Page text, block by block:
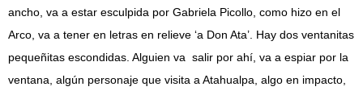
ancho, va a estar esculpida por Gabriela Picollo, como hizo en el
Arco, va a tener en letras en relieve ‘a Don Ata’. Hay dos ventanitas
pequeñitas escondidas. Alguien va salir por ahí, va a espiar por la
ventana, algún personaje que visita a Atahualpa, algo en impacto,